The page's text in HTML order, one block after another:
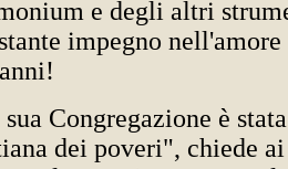
e degli altri
impegno
Congregazione è
dei poveri", chiede